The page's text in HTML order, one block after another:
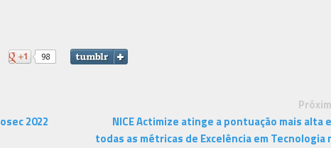
2022
NICE Actimize atinge a pontuação mais alta
todas as métricas de Excelência em Tecnologia